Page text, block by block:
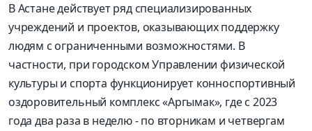
В Астане действует ряд специализированных
учреждений и проектов, оказывающих поддержку
людям с ограниченными возможностями. В
частности, при городском Управлении физической
культуры и спорта функционирует конноспортивный
оздоровительный комплекс «Аргымак», где с 2023
года два раза в неделю - по вторникам и четвергам